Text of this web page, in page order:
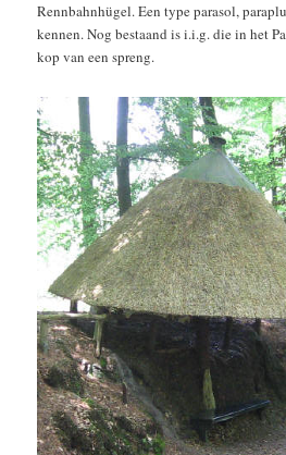
Rennbahnhügel. Een type parasol,
kennen. Nog bestaand is i.i.g. die in het
kop van een spreng.